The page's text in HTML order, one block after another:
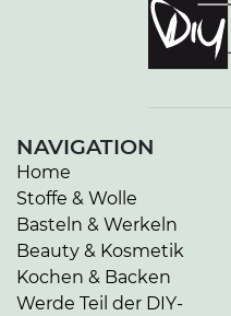
NAVIGATION
Home
Stoffe & Wolle
Basteln & Werkeln
Beauty & Kosmetik
Kochen & Backen
Werde Teil der DIY-